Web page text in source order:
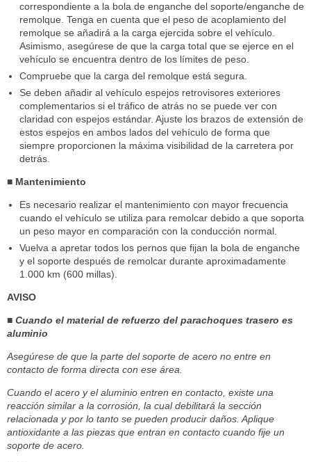
correspondiente a la bola de enganche del soporte/enganche de
remolque. Tenga en cuenta que el peso de acoplamiento del
remolque se añadirá a la carga ejercida sobre el vehículo.
Asimismo, asegúrese de que la carga total que se ejerce en el
vehículo se encuentra dentro de los límites de peso.
Compruebe que la carga del remolque está segura.
Se deben añadir al vehículo espejos retrovisores exteriores
complementarios si el tráfico de atrás no se puede ver con
claridad con espejos estándar. Ajuste los brazos de extensión de
estos espejos en ambos lados del vehículo de forma que
siempre proporcionen la máxima visibilidad de la carretera por
detrás.
■ Mantenimiento
Es necesario realizar el mantenimiento con mayor frecuencia
cuando el vehículo se utiliza para remolcar debido a que soporta
un peso mayor en comparación con la conducción normal.
Vuelva a apretar todos los pernos que fijan la bola de enganche
y el soporte después de remolcar durante aproximadamente
1.000 km (600 millas).
AVISO
■ Cuando el material de refuerzo del parachoques trasero es
aluminio
Asegúrese de que la parte del soporte de acero no entre en
contacto de forma directa con ese área.
Cuando el acero y el aluminio entren en contacto, existe una
reacción similar a la corrosión, la cual debilitará la sección
relacionada y por lo tanto se pueden producir daños. Aplique
antioxidante a las piezas que entran en contacto cuando fije un
soporte de acero.